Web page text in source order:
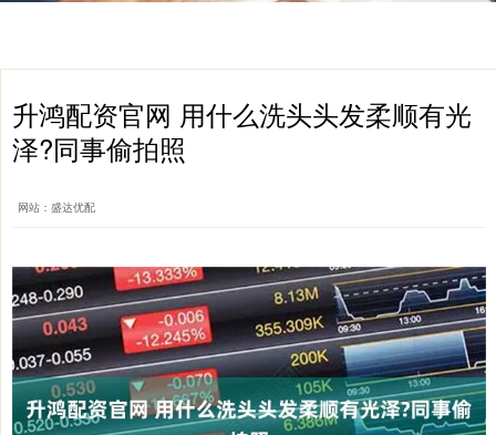
升鸿配资官网 用什么洗头头发柔顺有光
泽?同事偷拍照
网站：盛达优配